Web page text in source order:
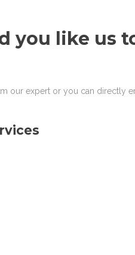
you like us
our expert or you can directly